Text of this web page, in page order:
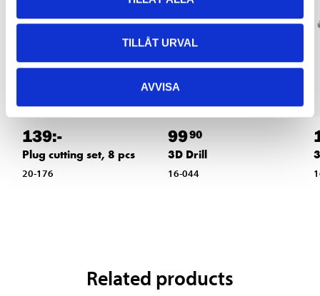
TILLÅT URVAL
AVVISA
139:-
Plug cutting set, 8 pcs
20-176
9990
3D Drill
16-044
Related products